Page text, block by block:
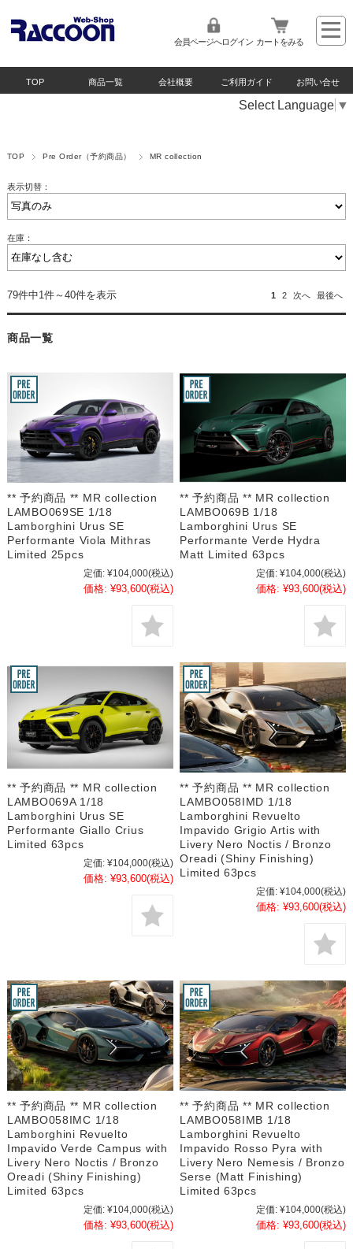
会員ページへログイン カートをみる
TOP 商品一覧 会社概要 ご利用ガイド お問い合せ
Select Language ▼
TOP Pre Order（予約商品） MR collection
表示切替：
在庫：
79件中1件～40件を表示 1 2 次へ 最後へ
商品一覧
** 予約商品 ** MR collection
LAMBO069SE 1/18
Lamborghini Urus SE
Performante Viola Mithras
Limited 25pcs
定価: ¥104,000(税込)
価格: ¥93,600(税込)
** 予約商品 ** MR collection
LAMBO069B 1/18
Lamborghini Urus SE
Performante Verde Hydra
Matt Limited 63pcs
定価: ¥104,000(税込)
価格: ¥93,600(税込)
** 予約商品 ** MR collection
LAMBO069A 1/18
Lamborghini Urus SE
Performante Giallo Crius
Limited 63pcs
定価: ¥104,000(税込)
価格: ¥93,600(税込)
** 予約商品 ** MR collection
LAMBO058IMD 1/18
Lamborghini Revuelto
Impavido Grigio Artis with
Livery Nero Noctis / Bronzo
Oreadi (Shiny Finishing)
Limited 63pcs
定価: ¥104,000(税込)
価格: ¥93,600(税込)
** 予約商品 ** MR collection
LAMBO058IMC 1/18
Lamborghini Revuelto
Impavido Verde Campus with
Livery Nero Noctis / Bronzo
Oreadi (Shiny Finishing)
Limited 63pcs
定価: ¥104,000(税込)
価格: ¥93,600(税込)
** 予約商品 ** MR collection
LAMBO058IMB 1/18
Lamborghini Revuelto
Impavido Rosso Pyra with
Livery Nero Nemesis / Bronzo
Serse (Matt Finishing)
Limited 63pcs
定価: ¥104,000(税込)
価格: ¥93,600(税込)